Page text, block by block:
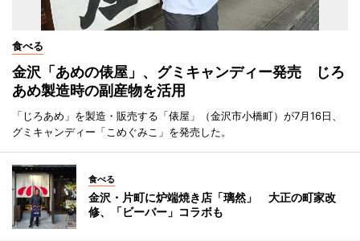
食べる
金沢「あめの俵屋」、グミキャンディー発売 じろ
あめ製造時の副産物を活用
「じろあめ」を製造・販売する「俵屋」（金沢市小橋町）が7月16日、
グミキャンディー「こめぐみこ」を発売した。
食べる
金沢・片町に炉端焼き店「璃然」 大正の町家改
修、「ビーバー」コラボも